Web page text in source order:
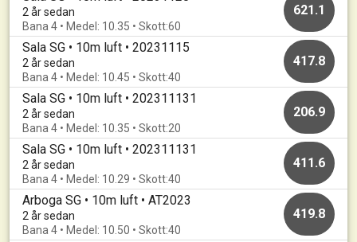
2 år sedan
Bana 4 • Medel: 10.35 • Skott:60
621.1
Sala SG • 10m luft • 20231115
2 år sedan
Bana 4 • Medel: 10.45 • Skott:40
417.8
Sala SG • 10m luft • 202311131
2 år sedan
Bana 4 • Medel: 10.35 • Skott:20
206.9
Sala SG • 10m luft • 202311131
2 år sedan
Bana 4 • Medel: 10.29 • Skott:40
411.6
Arboga SG • 10m luft • AT2023
2 år sedan
Bana 4 • Medel: 10.50 • Skott:40
419.8